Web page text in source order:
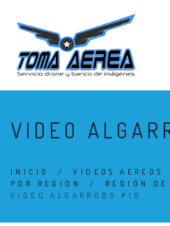
VIDEO
INICIO /VIDEOS AEREOS
POR REGION
/ REGIÓN DE
VIDEO ALGARROBO #10